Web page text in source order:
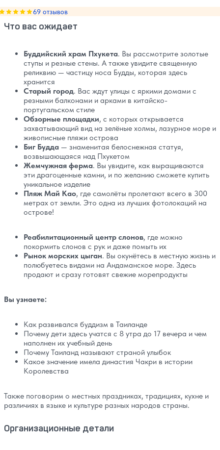
количество звезд:
69 отзывов
Что вас ожидает
Буддийский храм Пхукета. Вы рассмотрите золотые
ступы и резные стены. А также увидите священную
реликвию — частицу носа Будды, которая здесь
хранится
Старый город. Вас ждут улицы с яркими домами с
резными балконами и арками в китайско-
португальском стиле
Обзорные площадки, с которых открывается
захватывающий вид на зелёные холмы, лазурное море и
живописные пляжи острова
Биг Будда — знаменитая белоснежная статуя,
возвышающаяся над Пхукетом
Жемчужная ферма. Вы увидите, как выращиваются
эти драгоценные камни, и по желанию сможете купить
уникальное изделие
Пляж Май Као, где самолёты пролетают всего в 300
метрах от земли. Это одна из лучших фотолокаций на
острове!
Реабилитационный центр слонов, где можно
покормить слонов с рук и даже помыть их
Рынок морских цыган. Вы окунётесь в местную жизнь и
полюбуетесь видами на Андаманское море. Здесь
продают и сразу готовят свежие морепродукты
Вы узнаете:
Как развивался буддизм в Таиланде
Почему дети здесь учатся с 8 утра до 17 вечера и чем
наполнен их учебный день
Почему Таиланд называют страной улыбок
Какое значение имела династия Чакри в истории
Королевства
Также поговорим о местных праздниках, традициях, кухне и
различиях в языке и культуре разных народов страны.
Организационные детали